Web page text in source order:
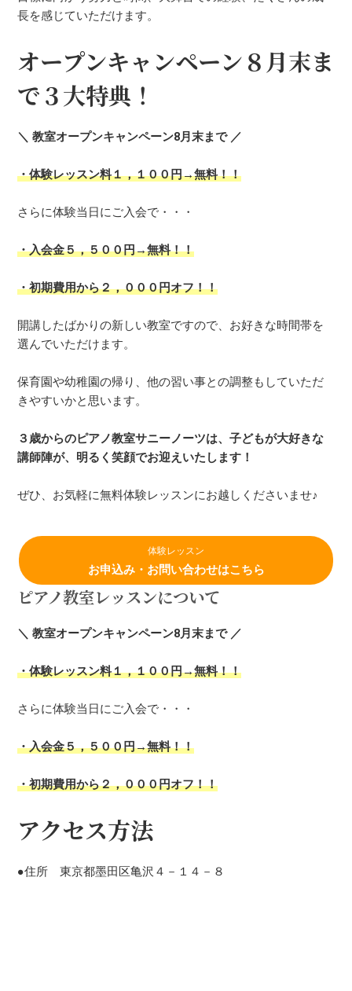
長を感じていただけます。
オープンキャンペーン８月末ま
で３大特典！
＼ 教室オープンキャンペーン8月末まで ／
・体験レッスン料１，１００円→無料！！
さらに体験当日にご入会で・・・
・入会金５，５００円→無料！！
・初期費用から２，０００円オフ！！
開講したばかりの新しい教室ですので、お好きな時間帯を
選んでいただけます。
保育園や幼稚園の帰り、他の習い事との調整もしていただ
きやすいかと思います。
３歳からのピアノ教室サニーノーツは、子どもが大好きな
講師陣が、明るく笑顔でお迎えいたします！
ぜひ、お気軽に無料体験レッスンにお越しくださいませ♪
体験レッスン
お申込み・お問い合わせはこちら
ピアノ教室レッスンについて
＼ 教室オープンキャンペーン8月末まで ／
・体験レッスン料１，１００円→無料！！
さらに体験当日にご入会で・・・
・入会金５，５００円→無料！！
・初期費用から２，０００円オフ！！
アクセス方法
●住所 東京都墨田区亀沢４－１４－８